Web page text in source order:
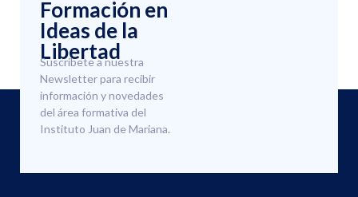
Formación en
Ideas de la
Libertad
Suscríbete a nuestra
Newsletter para recibir
información y novedades
del área formativa del
Instituto Juan de Mariana.